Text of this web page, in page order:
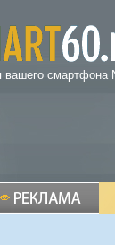
вашего смартфона